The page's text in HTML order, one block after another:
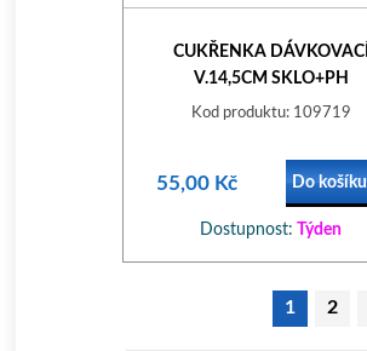
CUKŘENKA DÁVKOVACÍ
V.14,5CM SKLO+PH
Kod produktu: 109719
55,00 Kč Do košíku
Dostupnost: Týden
1 2